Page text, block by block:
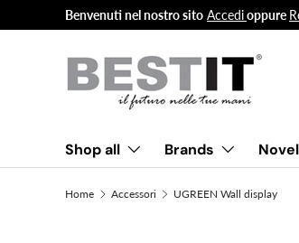
Skip to content
Benvenuti nel nostro sito Accedioppure
Shop all Brands
Home Accessori UGREEN Wall display